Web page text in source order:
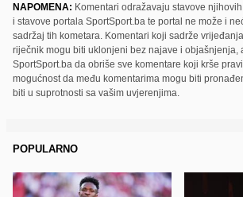
NAPOMENA: Komentari odražavaju stavove
i stavove portala SportSport.ba te portal ne može i
sadržaj tih kometara. Komentari koji sadrže
riječnik mogu biti uklonjeni bez najave i objašnjenja,
SportSport.ba da obriše sve komentare koji krše
mogućnost da među komentarima mogu biti
biti u suprotnosti sa vašim uvjerenjima.
POPULARNO